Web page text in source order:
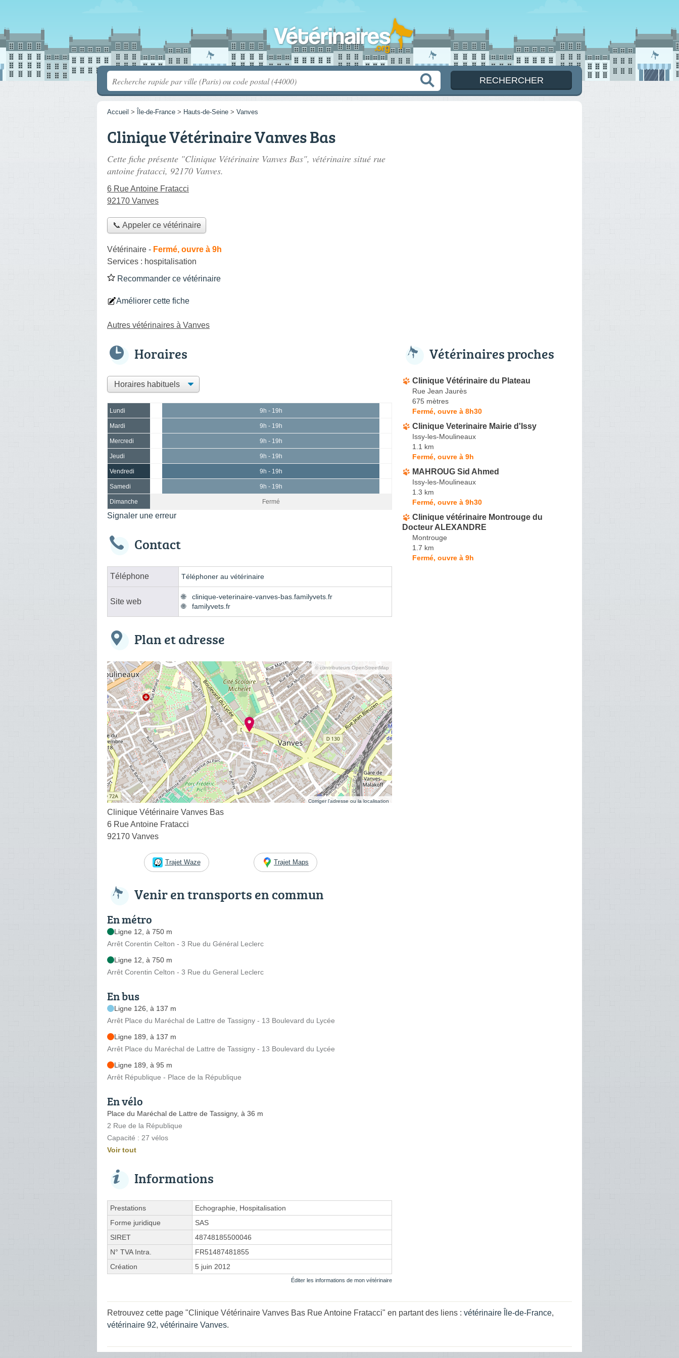
Accueil > Île-de-France > Hauts-de-Seine > Vanves
Clinique Vétérinaire Vanves Bas
Cette fiche présente "Clinique Vétérinaire Vanves Bas", vétérinaire situé rue
antoine fratacci, 92170 Vanves.
6 Rue Antoine Fratacci
92170 Vanves
📞 Appeler ce vétérinaire
Vétérinaire - Fermé, ouvre à 9h
Services : hospitalisation
Recommander ce vétérinaire
Améliorer cette fiche
Autres vétérinaires à Vanves
Horaires
Lundi 9h - 19h
Mardi 9h - 19h
Mercredi 9h - 19h
Jeudi 9h - 19h
Vendredi 9h - 19h
Samedi 9h - 19h
Dimanche Fermé
Signaler une erreur
Contact
Téléphone Téléphoner au vétérinaire
Site web
clinique-veterinaire-vanves-bas.familyvets.fr
familyvets.fr
Plan et adresse
© contributeurs OpenStreetMap
Corriger l’adresse ou la localisation
Clinique Vétérinaire Vanves Bas
6 Rue Antoine Fratacci
92170 Vanves
Trajet Waze Trajet Maps
Venir en transports en commun
En métro
Ligne 12, à 750 m
Arrêt Corentin Celton - 3 Rue du Général Leclerc
Ligne 12, à 750 m
Arrêt Corentin Celton - 3 Rue du General Leclerc
En bus
Ligne 126, à 137 m
Arrêt Place du Maréchal de Lattre de Tassigny - 13 Boulevard du Lycée
Ligne 189, à 137 m
Arrêt Place du Maréchal de Lattre de Tassigny - 13 Boulevard du Lycée
Ligne 189, à 95 m
Arrêt République - Place de la République
En vélo
Place du Maréchal de Lattre de Tassigny, à 36 m
2 Rue de la République
Capacité : 27 vélos
Voir tout
Informations
Prestations
Echographie, Hospitalisation
Forme juridique
SAS
SIRET
48748185500046
N° TVA Intra.
FR51487481855
Création
5 juin 2012
Éditer les informations de mon vétérinaire
Vétérinaires proches
Clinique Vétérinaire du Plateau
Rue Jean Jaurès
675 mètres
Fermé, ouvre à 8h30
Clinique Veterinaire Mairie d'Issy
Issy-les-Moulineaux
1.1 km
Fermé, ouvre à 9h
MAHROUG Sid Ahmed
Issy-les-Moulineaux
1.3 km
Fermé, ouvre à 9h30
Clinique vétérinaire Montrouge du
Docteur ALEXANDRE
Montrouge
1.7 km
Fermé, ouvre à 9h
Retrouvez cette page "Clinique Vétérinaire Vanves Bas Rue Antoine Fratacci" en partant des liens : vétérinaire Île-de-France,
vétérinaire 92, vétérinaire Vanves.